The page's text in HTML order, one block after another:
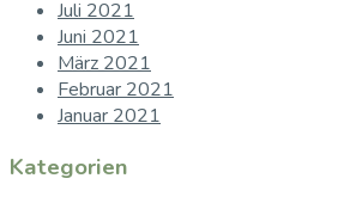
Juli 2021
Juni 2021
März 2021
Februar 2021
Januar 2021
Kategorien